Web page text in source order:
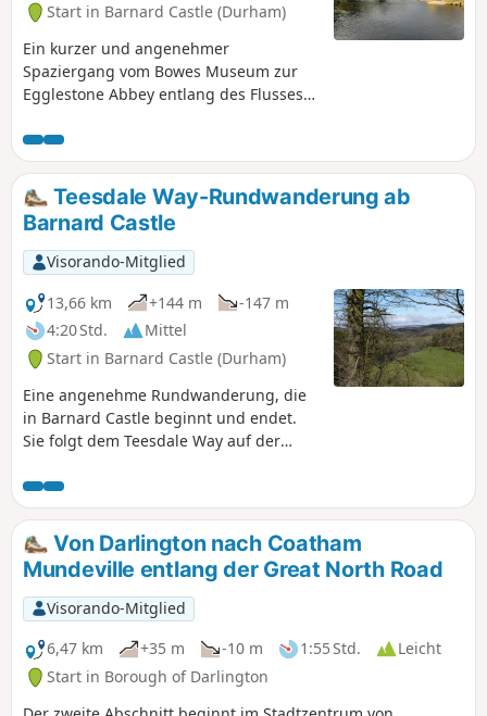
Start in Barnard Castle (Durham)
Ein kurzer und angenehmer
Spaziergang vom Bowes Museum zur
Egglestone Abbey entlang des Flusses
dieses Artikels (21. Juli) gilt im Bowes
Museum weiterhin eine zeitgesteuerte
Eintrittskarte. Wenn Sie Ihren Besuch
richtig planen, können Sie einen Besuch
im Museum mit dem Spaziergang
verbinden oder umgekehrt. Bitte
beachten Sie, dass die Tore zum
Museum um 17:00 Uhr schließen. Wenn
Sie glauben, dass Sie später
zurückkommen, parken Sie Ihr Auto
außerhalb des Museumsgeländes.
Teesdale Way-Rundwanderung ab
Barnard Castle
Visorando-Mitglied
13,66 km
+144 m
-147 m
4:20 Std.
Mittel
Start in Barnard Castle (Durham)
Eine angenehme Rundwanderung, die
in Barnard Castle beginnt und endet.
Sie folgt dem Teesdale Way auf der
überquert den Fluss über eine
Fußgängerbrücke nördlich des Dorfes
Cotherstone. Anschließend führt sie auf
der gegenüberliegenden Flussseite
zurück. Die Strecke verläuft größtenteils
eben und führt durch Ackerland und
Auwälder.
Von Darlington nach Coatham
Mundeville entlang der Great North Road
Visorando-Mitglied
6,47 km
+35 m -10 m 1:55 Std.
Leicht
Start in Borough of Darlington